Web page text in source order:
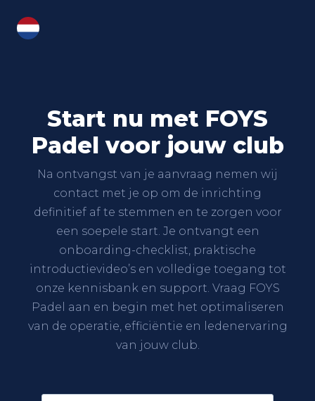
Start nu met FOYS
Padel voor jouw club
Na ontvangst van je aanvraag nemen wij
contact met je op om de inrichting
definitief af te stemmen en te zorgen voor
een soepele start. Je ontvangt een
onboarding-checklist, praktische
introductievideo’s en volledige toegang tot
onze kennisbank en support. Vraag FOYS
Padel aan en begin met het optimaliseren
van de operatie, efficiëntie en ledenervaring
van jouw club.